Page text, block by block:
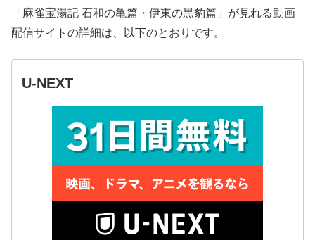
「麻雀宝湯記 石和の亀篇・伊東の黒豹篇」が見れる動画
配信サイトの詳細は、以下のとおりです。
U-NEXT